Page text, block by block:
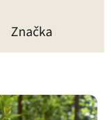
Značka